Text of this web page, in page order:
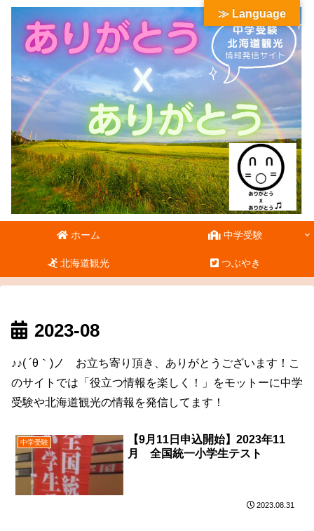
ホーム 中学受験
北海道観光 つぶやき
2023-08
♪♪( ´θ｀)ノ お立ち寄り頂き、ありがとうございます！こ
のサイトでは「役立つ情報を楽しく！」をモットーに中学
受験や北海道観光の情報を発信してます！
中学受験
【9月11日申込開始】2023年11
月 全国統一小学生テスト
2023.08.31
≫ Language